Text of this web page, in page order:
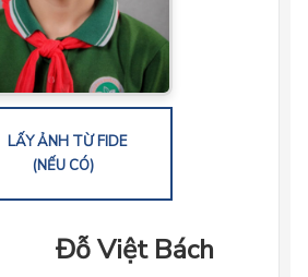
LẤY ẢNH TỪ FIDE
(NẾU CÓ)
Đỗ Việt Bách